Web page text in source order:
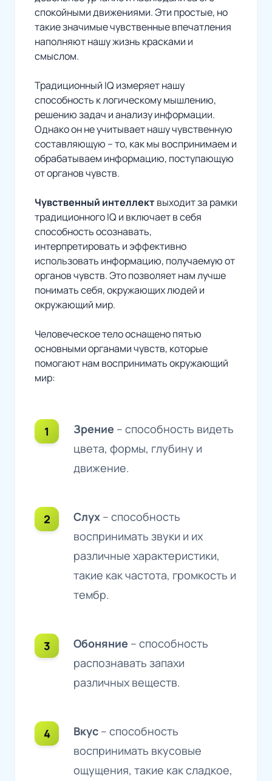
спокойными движениями. Эти простые, но
такие значимые чувственные впечатления
наполняют нашу жизнь красками и
смыслом.
Традиционный IQ измеряет нашу
способность к логическому мышлению,
решению задач и анализу информации.
Однако он не учитывает нашу чувственную
составляющую – то, как мы воспринимаем и
обрабатываем информацию, поступающую
от органов чувств.
Чувственный интеллектвыходит за рамки
традиционного IQ и включает в себя
способность осознавать,
интерпретировать и эффективно
использовать информацию, получаемую от
органов чувств. Это позволяет нам лучше
понимать себя, окружающих людей и
окружающий мир.
Человеческое тело оснащено пятью
основными органами чувств, которые
помогают нам воспринимать окружающий
мир:
Зрение – способность видеть
цвета, формы, глубину и
движение.
Слух – способность
воспринимать звуки и их
различные характеристики,
такие как частота, громкость и
тембр.
Обоняние – способность
распознавать запахи
различных веществ.
Вкус – способность
воспринимать вкусовые
ощущения, такие как сладкое,